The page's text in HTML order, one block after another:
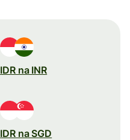
IDR na INR
IDR na SGD